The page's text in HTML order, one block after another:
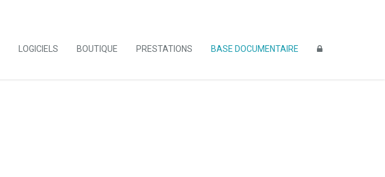
LOGICIELS BOUTIQUE PRESTATIONS BASE DOCUMENTAIRE